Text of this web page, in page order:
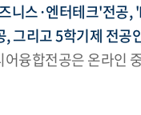
니스·엔터테크'전
그리고 5학기제 전공
융합전공은 온라인